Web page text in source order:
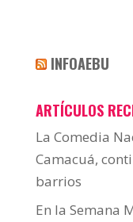
INFOAEBU
ARTÍCULOS
La Comedia
Camacuá,
barrios
En la Semana